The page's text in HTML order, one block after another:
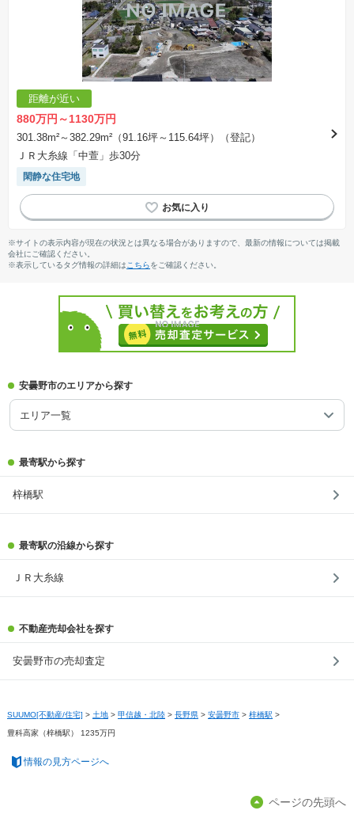
距離が近い
880万円～1130万円
301.38m²～382.29m²（91.16坪～115.64坪）（登記）
ＪＲ大糸線「中萱」歩30分
閑静な住宅地
※サイトの表示内容が現在の状況とは異なる場合がありますので、最新の情報については掲載
会社にご確認ください。
※表示しているタグ情報の詳細は こちらをご確認ください。
安曇野市のエリアから探す
エリア一覧
最寄駅から探す
梓橋駅
最寄駅の沿線から探す
ＪＲ大糸線
不動産売却会社を探す
安曇野市の売却査定
SUUMO[不動産/住宅] > 土地 > 甲信越・北陸 > 長野県 > 安曇野市 > 梓橋駅 >
豊科高家（梓橋駅） 1235万円
情報の見方ページへ
ページの先頭へ